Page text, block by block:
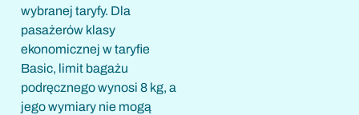
wybranej taryfy. Dla
pasażerów klasy
ekonomicznej w taryfie
Basic, limit bagażu
podręcznego wynosi 8 kg, a
jego wymiary nie mogą